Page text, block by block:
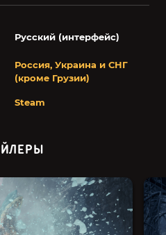
Русский (интерфейс)
Россия, Украина и СНГ
(кроме Грузии)
Steam